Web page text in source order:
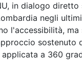
in dialogo
negli
l'accessibilità,
applicata a 360